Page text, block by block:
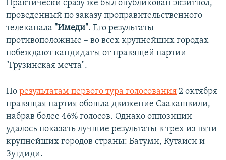
Практически сразу же был опубликован экзитпол,
проведенный по заказу проправительственного
телеканала "Имеди". Его результаты
противоположные – во всех крупнейших городах
побеждают кандидаты от правящей партии
"Грузинская мечта".
По результатам первого тура голосования 2 октября
правящая партия обошла движение Саакашвили,
набрав более 46% голосов. Однако оппозиции
удалось показать лучшие результаты в трех из пяти
крупнейших городов страны: Батуми, Кутаиси и
Зугдиди.